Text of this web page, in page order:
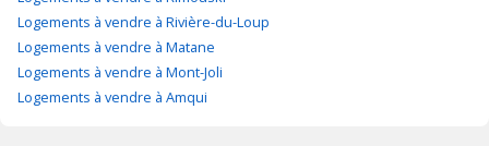
Logements à vendre à Rivière-du-Loup
Logements à vendre à Matane
Logements à vendre à Mont-Joli
Logements à vendre à Amqui